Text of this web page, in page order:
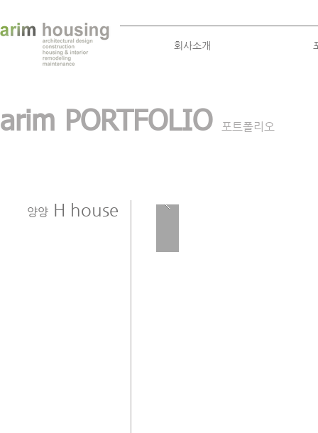
회사소개
arim PORTFOLIO 포트폴리오
양양 H house